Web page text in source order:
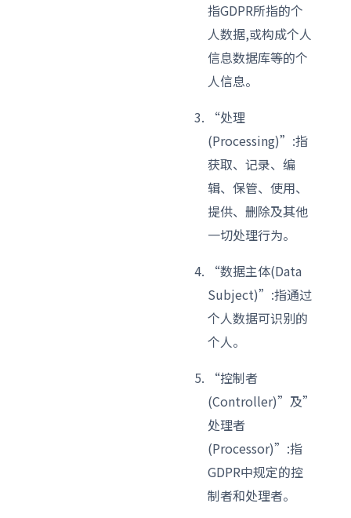
指GDPR所指的个
人数据,或构成个人
信息数据库等的个
人信息。
“处理
(Processing)”:指
获取、记录、编
辑、保管、使用、
提供、删除及其他
一切处理行为。
“数据主体(Data
Subject)”:指通过
个人数据可识别的
个人。
“控制者
(Controller)”及”
处理者
(Processor)”:指
GDPR中规定的控
制者和处理者。